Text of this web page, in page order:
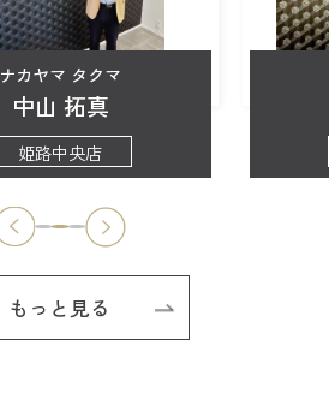
ナカヤマ タクマ
中山 拓真
姫路中央店
もっと見る